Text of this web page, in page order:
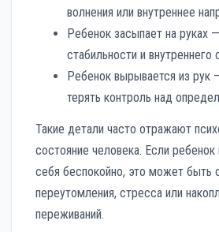
волнения или внутреннее
Ребенок засыпает на руках
стабильности и внутреннего
Ребенок вырывается из рук
терять контроль над
Такие детали часто отражают
состояние человека. Если
себя беспокойно, это может быть
переутомления, стресса или
переживаний.